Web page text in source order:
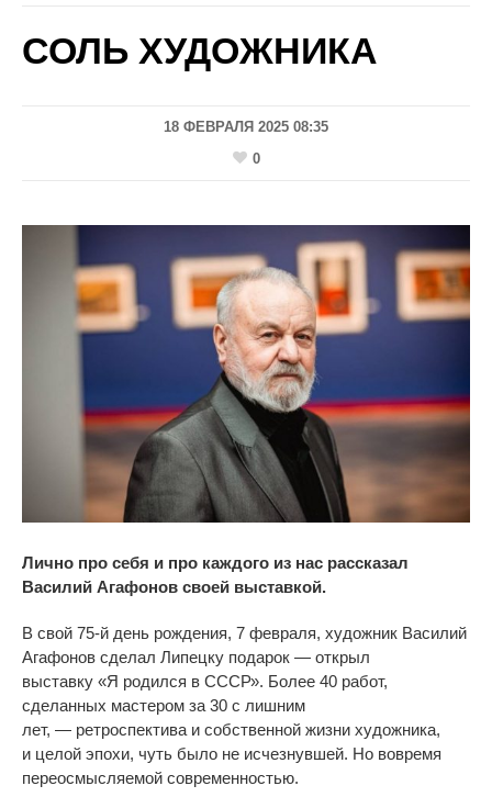
СОЛЬ ХУДОЖНИКА
18 ФЕВРАЛЯ 2025 08:35
0
Лично про себя и про каждого из нас рассказал
Василий Агафонов своей выставкой.
В свой 75-й день рождения, 7 февраля, художник Василий
Агафонов сделал Липецку подарок — открыл
выставку «Я родился в СССР». Более 40 работ,
сделанных мастером за 30 с лишним
лет, — ретроспектива и собственной жизни художника,
и целой эпохи, чуть было не исчезнувшей. Но вовремя
переосмысляемой современностью.